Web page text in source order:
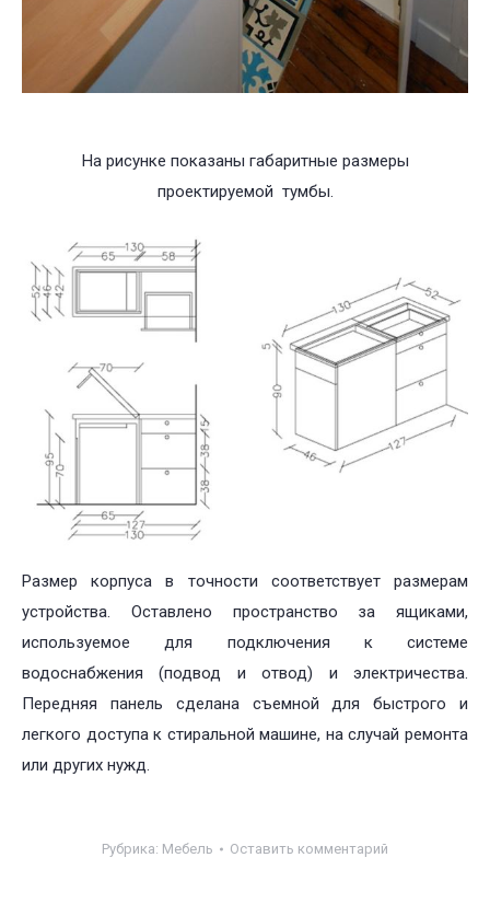
На рисунке показаны габаритные размеры
проектируемой тумбы.
Размер корпуса в точности соответствует размерам
устройства. Оставлено пространство за ящиками,
используемое для подключения к системе
водоснабжения (подвод и отвод) и электричества.
Передняя панель сделана съемной для быстрого и
легкого доступа к стиральной машине, на случай ремонта
или других нужд.
Рубрика: Мебель Оставить комментарий